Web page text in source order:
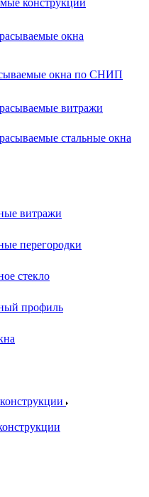
конструкции
окна
окна по СНИП
витражи
стальные окна
витражи
перегородки
стекло
профиль